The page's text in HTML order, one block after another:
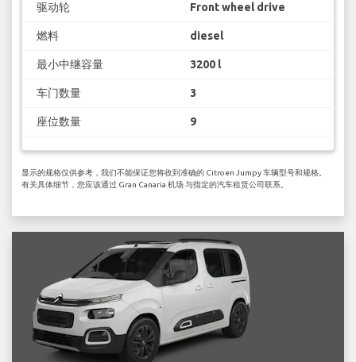
驱动轮 Front wheel drive
燃料 diesel
最小中继容量 3200 l
车门数量 3
座位数量 9
显示的规格仅供参考，我们不能保证您将收到准确的 Citroen Jumpy 车辆型号和规格。
有关具体细节，您应该通过 Gran Canaria 机场 与指定的汽车租赁公司联系。